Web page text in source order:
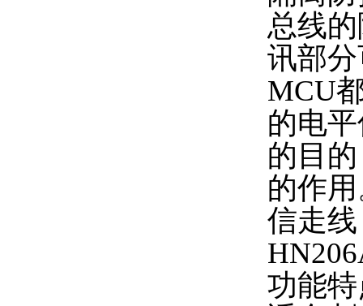
总线
讯部
MCU
的电
的目
的作
信走
功能